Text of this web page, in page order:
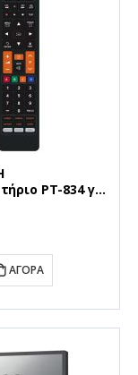
PT-834 για
ΑΓΟΡΆ